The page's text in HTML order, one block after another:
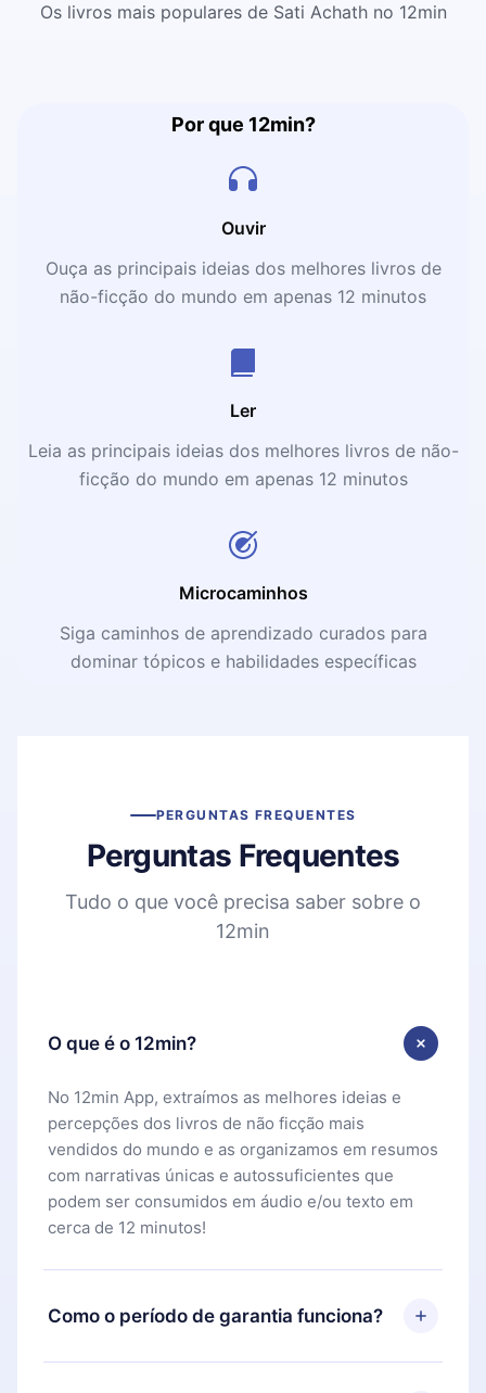
Os livros mais populares de Sati Achath no 12min
Por que 12min?
Ouvir
Ouça as principais ideias dos melhores livros de
não-ficção do mundo em apenas 12 minutos
Ler
Leia as principais ideias dos melhores livros de não-
ficção do mundo em apenas 12 minutos
Microcaminhos
Siga caminhos de aprendizado curados para
dominar tópicos e habilidades específicas
PERGUNTAS FREQUENTES
Perguntas Frequentes
Tudo o que você precisa saber sobre o
12min
O que é o 12min?
No 12min App, extraímos as melhores ideias e
percepções dos livros de não ficção mais
vendidos do mundo e as organizamos em resumos
com narrativas únicas e autossuficientes que
podem ser consumidos em áudio e/ou texto em
cerca de 12 minutos!
Como o período de garantia funciona?
Você pode baixar nosso aplicativo e começar a